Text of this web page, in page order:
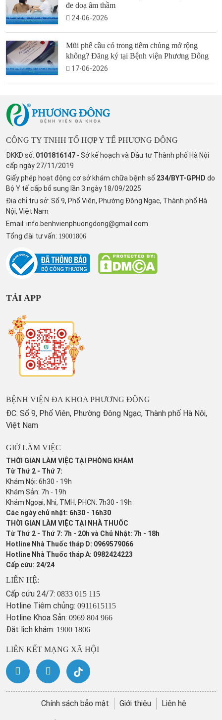
đe doạ âm thầm
24-06-2026
Mũi phế cầu có trong tiêm chủng mở rộng
không? Đăng ký tại Bệnh viện Phương Đông
17-06-2026
CÔNG TY TNHH TỔ HỢP Y TẾ PHƯƠNG ĐÔNG
ĐKKD số: 0101816147 - Sở kế hoạch và Đầu tư Thành phố Hà Nội
cấp ngày 27/11/2019
Giấy phép hoạt động cơ sở khám chữa bệnh số 234/BYT-GPHD do
Bộ Y tế cấp bổ sung lần 3 ngày 18/09/2025
Địa chỉ trụ sở: Số 9, Phố Viên, Phường Đông Ngạc, Thành phố Hà
Nội, Việt Nam
Email: info.benhvienphuongdong@gmail.com
Tổng đài tư vấn: 19001806
TẢI APP
BỆNH VIỆN ĐA KHOA PHƯƠNG ĐÔNG
ĐC: Số 9, Phố Viên, Phường Đông Ngạc, Thành phố Hà Nội,
Việt Nam
GIỜ LÀM VIỆC
THỜI GIAN LÀM VIỆC TẠI PHÒNG KHÁM
Từ Thứ 2 - Thứ 7:
Khám Nội: 6h30 - 19h
Khám Sản: 7h - 19h
Khám Ngoại, Nhi, TMH, PHCN: 7h30 - 19h
Các ngày chủ nhật: 6h30 - 16h30
THỜI GIAN LÀM VIỆC TẠI NHÀ THUỐC
Từ Thứ 2 - Thứ 7: 7h - 20h và Chủ Nhật: 7h - 18h
Hotline Nhà Thuốc tháp D: 0969579066
Hotline Nhà Thuốc tháp A: 0982424223
Cấp cứu: 24/24
LIÊN HỆ:
Cấp cứu 24/7: 0833 015 115
Hotline Tiêm chủng: 0911615115
Hotline Khoa Sản: 0969 804 966
Đặt lịch khám: 1900 1806
LIÊN KẾT MẠNG XÃ HỘI
Chính sách bảo mật Giới thiệu Liên hệ